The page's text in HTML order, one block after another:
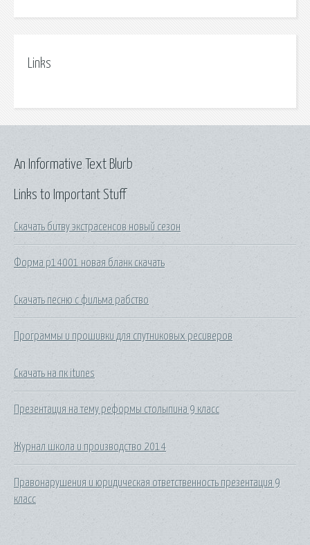
Links
Links to Important Stuff
Скачать битву экстрасенсов новый сезон
Форма р14001 новая бланк скачать
Скачать песню с фильма рабство
Программы и прошивки для спутниковых ресиверов
Скачать на пк itunes
Презентация на тему реформы столыпина 9 класс
Журнал школа и производство 2014
Правонарушения и юридическая ответственность презентация 9
класс
An Informative Text Blurb